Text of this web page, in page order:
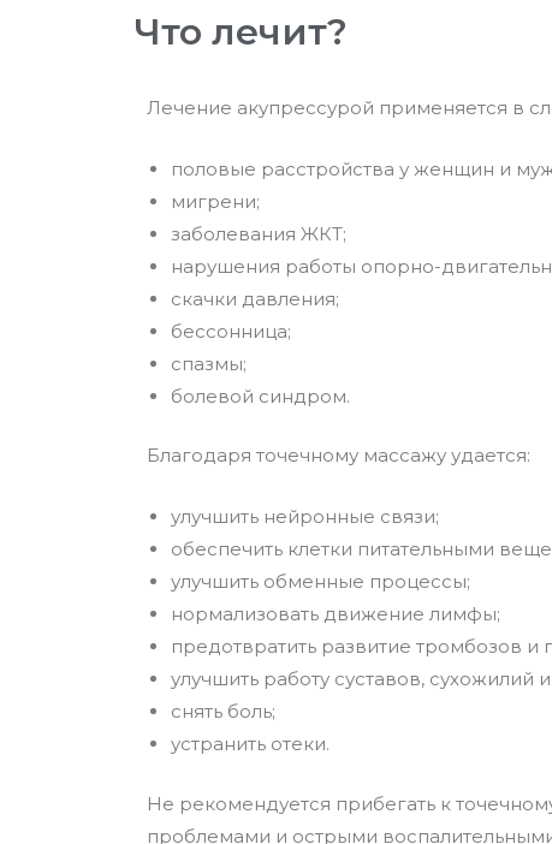
Что лечит?
Лечение акупрессурой применяется в
половые расстройства у женщин и
мигрени;
заболевания ЖКТ;
нарушения работы опорно-
скачки давления;
бессонница;
спазмы;
болевой синдром.
Благодаря точечному массажу удается:
улучшить нейронные связи;
обеспечить клетки питательными
улучшить обменные процессы;
нормализовать движение лимфы;
предотвратить развитие тромбозов и
улучшить работу суставов, сухожилий
снять боль;
устранить отеки.
Не рекомендуется прибегать к
проблемами и острыми